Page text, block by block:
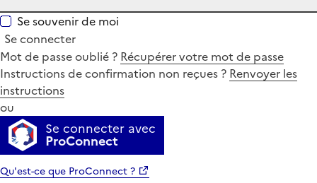
Se souvenir de moi
Se connecter
Mot de passe oublié ? Récupérer votre mot de passe
Instructions de confirmation non reçues ? Renvoyer les
instructions
ou
Se connecter avec
ProConnect
Qu'est-ce que ProConnect ?